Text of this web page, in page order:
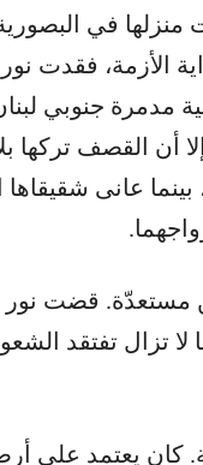
في
الأزمة، فقدت
مدمرة جنوبي
أن القصف تركها
عانى شقيقاها
مستعدّة. قضت نور
تزال تفتقد
كان يعتمد على